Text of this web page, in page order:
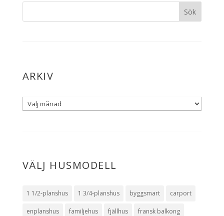
ARKIV
VÄLJ HUSMODELL
1 1/2-planshus 1 3/4-planshus byggsmart carport
enplanshus familjehus fjällhus fransk balkong